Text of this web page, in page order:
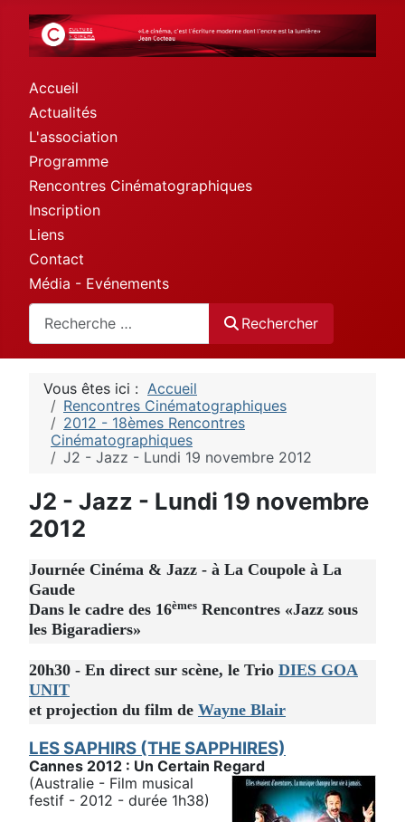
Accueil
Actualités
L'association
Programme
Rencontres Cinématographiques
Inscription
Liens
Contact
Média - Evénements
Rechercher
Rechercher
Vous êtes ici : Accueil
Rencontres Cinématographiques
2012 - 18èmes Rencontres
Cinématographiques
J2 - Jazz - Lundi 19 novembre 2012
J2 - Jazz - Lundi 19 novembre
2012
Journée Cinéma & Jazz - à La Coupole à La
Gaude
Dans le cadre des 16èmes Rencontres «Jazz sous
les Bigaradiers»
20h30 - En direct sur scène, le Trio DIES GOA
UNIT
et projection du film de Wayne Blair
LES SAPHIRS (THE SAPPHIRES)
Cannes 2012 : Un Certain Regard
(Australie - Film musical
festif - 2012 - durée 1h38)